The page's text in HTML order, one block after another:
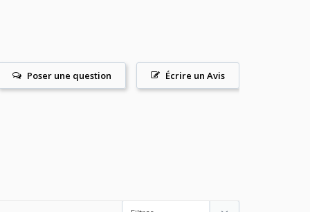
Écrire un Avis
Poser une question